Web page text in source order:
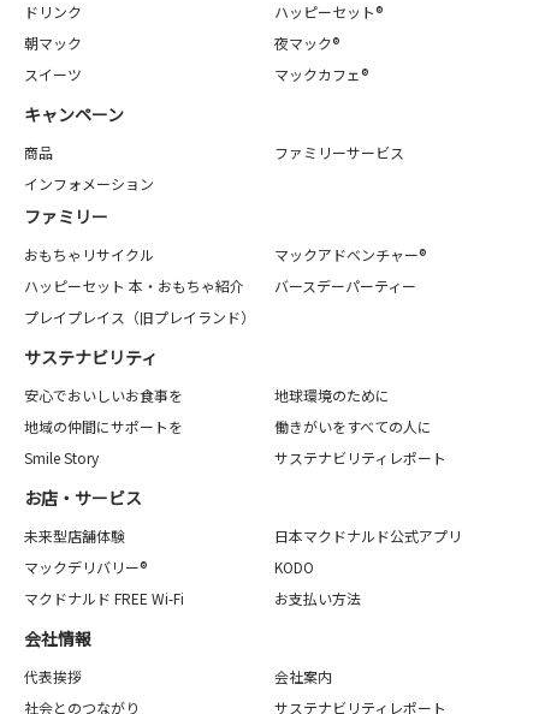
ドリンク
ハッピーセット®
朝マック
夜マック®
スイーツ
マックカフェ®
キャンペーン
商品
ファミリーサービス
インフォメーション
ファミリー
おもちゃリサイクル
マックアドベンチャー®
ハッピーセット 本・おもちゃ紹介
バースデーパーティー
プレイプレイス（旧プレイランド）
サステナビリティ
安心でおいしいお食事を
地球環境のために
地域の仲間にサポートを
働きがいをすべての人に
Smile Story
サステナビリティレポート
お店・サービス
未来型店舗体験
日本マクドナルド公式アプリ
マックデリバリー®
KODO
マクドナルド FREE Wi-Fi
お支払い方法
会社情報
代表挨拶
会社案内
社会とのつながり
サステナビリティレポート